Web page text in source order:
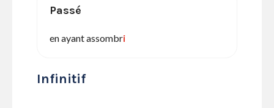
Passé
en ayant assombri
Infinitif